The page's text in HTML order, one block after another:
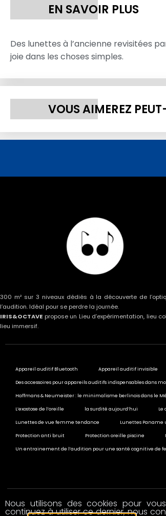
EN SAVOIR PLUS
Des lunettes à l’ancienne revisitées
joie dans les choses simples.
VOUS AIMEREZ
300 m² sur 3 niveaux dédiés à la découverte de
l’audition. Idéal pour se perdre la journée.
IRIS&OCTAVE propose un Lieu d’expérimentation, lieu
lieu immersif.
Appareil auditif Bluetooth Appareil auditif invisible
Des accessoires pour appareils auditifs indispensables dans
Haffmans & Neumeister : le minimalisme berlinois dans le
L’exostose de l’oreille la surdité aujourd’hui Le
Lunettes de vue femme tendance Lunettes Paname
Protection anti bruit Protection oreille piscine
Un entrainement de l’audition pour une santé cognitive de
© 2020 All rights reserved
Nous utilisons des cookies pour
continuez à utiliser ce dernier, nous